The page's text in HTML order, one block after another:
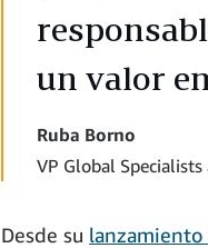
un valor
Ruba Borno
VP Global
Desde su